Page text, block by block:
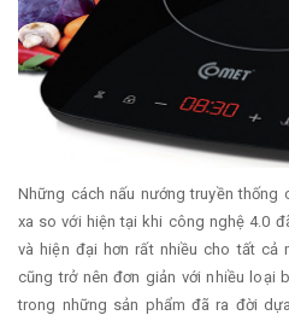
Những cách nấu nướng truyền
xa so với hiện tại khi công nghệ 4.0
và hiện đại hơn rất nhiều cho tất cả
cũng trở nên đơn giản với nhiều loại
trong những sản phẩm đã ra đời